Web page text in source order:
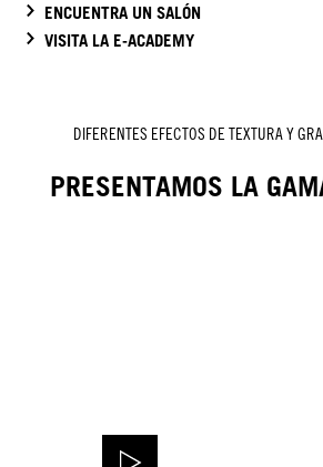
ENCUENTRA UN SALÓN
VISITA LA E-ACADEMY
DIFERENTES EFECTOS DE TEXTURA Y
PRESENTAMOS LA